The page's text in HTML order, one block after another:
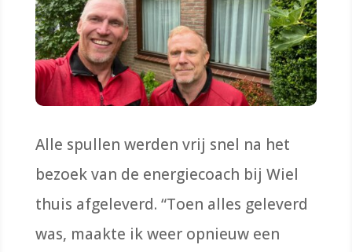
Alle spullen werden vrij snel na het
bezoek van de energiecoach bij Wiel
thuis afgeleverd. “Toen alles geleverd
was, maakte ik weer opnieuw een